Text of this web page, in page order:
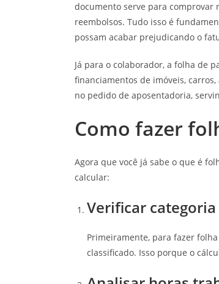
documento serve para comprovar
reembolsos. Tudo isso é
possam acabar prejudicando o
Já para o colaborador, a folha de
financiamentos de imóveis,
no pedido de aposentadoria,
Como fazer
Agora que você já sabe o que é
calcular:
Verificar
Primeiramente, para fazer
classificado. Isso porque o